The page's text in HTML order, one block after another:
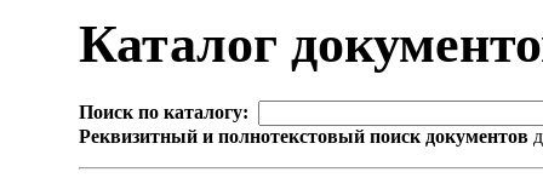
Каталог
Поиск по каталогу:
Реквизитный и полнотекстовый поиск документов